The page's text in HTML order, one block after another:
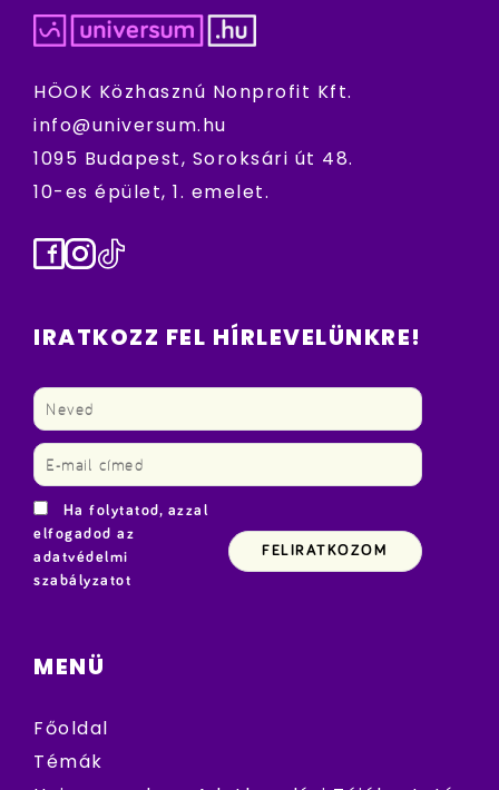
HÖOK Közhasznú Nonprofit Kft.
info@universum.hu
1095 Budapest, Soroksári út 48.
10-es épület, 1. emelet.
Facebook
Instagram
TikTok
IRATKOZZ FEL HÍRLEVELÜNKRE!
Ha folytatod, azzal
elfogadod az
adatvédelmi
szabályzatot
MENÜ
Főoldal
Témák